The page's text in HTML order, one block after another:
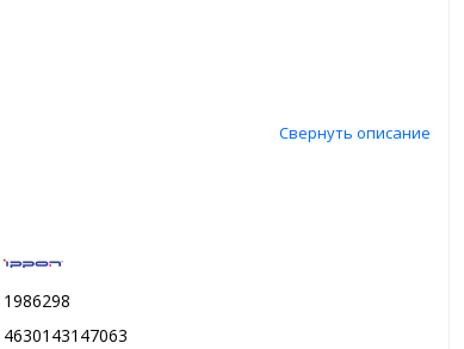
Свернуть описание
1986298
4630143147063